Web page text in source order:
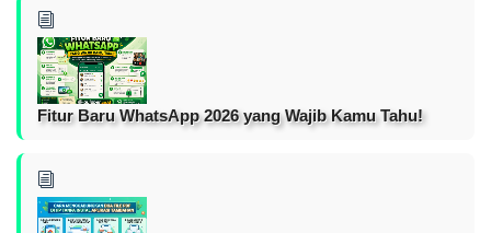
Fitur Baru WhatsApp 2026 yang Wajib Kamu Tahu!